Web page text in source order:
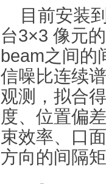
目前安装
台3×3 像元
beam之间的
信噪比连续
观测，拟合
度、位置偏
束效率、口
方向的间隔